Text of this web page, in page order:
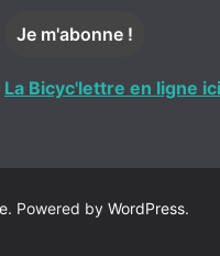
La Bicyc'lettre en ligne ici
. Powered by WordPress.